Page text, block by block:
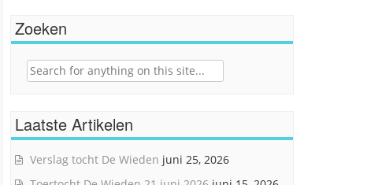
Zoeken
Search
Laatste Artikelen
Verslag tocht De Wieden juni 25, 2026